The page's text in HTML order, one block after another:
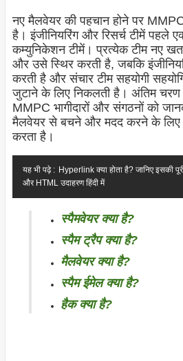
नए मैलवेयर की पहचान होने पर
है। इंजीनियरिंग और रिसर्च टीमें पहले
कम्युनिकेशन टीमें। प्रत्येक टीम नए
और उसे स्थिर करती है, जबकि
करती है और संचार टीम सहयोगी
जुटाने के लिए निकलती है। अंतिम चरण
MMPC भागीदारों और संगठनों को
मैलवेयर से बचने और मदद करने के लिए
करता है।
यह भी पढ़े : Hyperlink क्या होता है? जानिए इसकी
और HTML उदाहरण हिंदी में
स्पैमवेयर क्या है?
स्पैम ट्रैप क्या है?
मैलवेयर क्या है?
स्पैम ईमेल क्या है?
हैक क्या है?